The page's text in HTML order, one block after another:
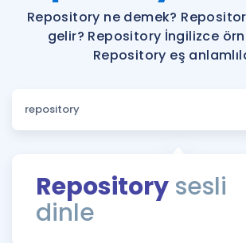
ÜYE DEĞİLİM
Faydalı Araçlar
Sözlük
Rehberlik Aracı
ÖSYM Sınav Takvimi
Hakkımızda
Repository ne demek?
gelir? Repository İngilizce
Repository eş
Repository sesli
dinle